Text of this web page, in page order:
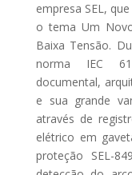
empresa SEL,
o tema Um
Baixa Tensão.
norma IEC
documental,
e sua grande
através de
elétrico em
proteção SEL-